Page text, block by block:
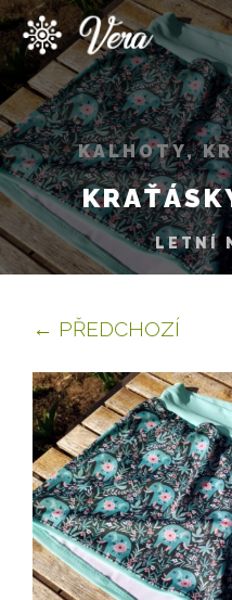
Přeskočit
na
obsah
KALHOTY,
LETNÍ
← PŘEDCHOZÍ